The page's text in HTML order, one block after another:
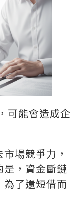
可能會造成企
場競爭力，
是，資金斷鏈
為了還短借而